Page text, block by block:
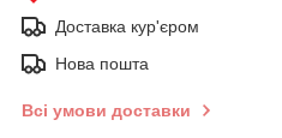
Доставка кур'єром
Нова пошта
Всі умови доставки